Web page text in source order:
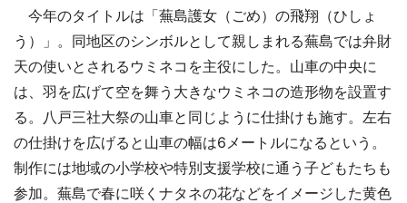
今年のタイトルは「蕪島護女（ごめ）の飛翔（ひしょ
う）」。同地区のシンボルとして親しまれる蕪島では弁財
天の使いとされるウミネコを主役にした。山車の中央に
は、羽を広げて空を舞う大きなウミネコの造形物を設置す
る。八戸三社大祭の山車と同じように仕掛けも施す。左右
の仕掛けを広げると山車の幅は6メートルになるという。
制作には地域の小学校や特別支援学校に通う子どもたちも
参加。蕪島で春に咲くナタネの花などをイメージした黄色